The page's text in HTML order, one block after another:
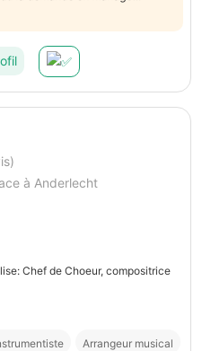
Douce et présente
: son talent !
à Anderlecht
Chef de Choeur, compositrice
Arrangeur musical